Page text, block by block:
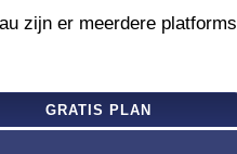
zijn er meerdere platforms
GRATIS PLAN